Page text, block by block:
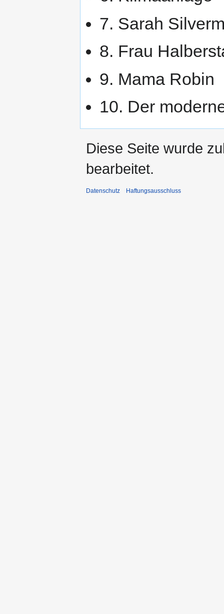
7. Sarah
8. Frau
9. Mama Robin
10. Der
Diese Seite wurde
bearbeitet.
Datenschutz Haftungsausschluss